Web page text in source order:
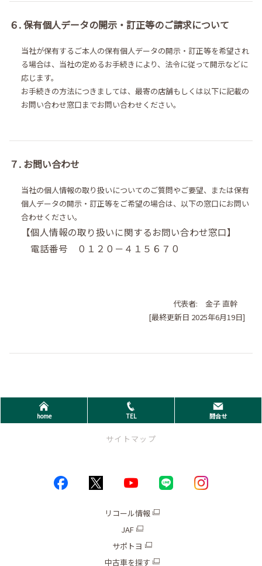
６. 保有個人データの開示・訂正等のご請求について
当社が保有するご本人の保有個人データの開示・訂正等を希望され
る場合は、当社の定めるお手続きにより、法令に従って開示などに
応じます。
お手続きの方法につきましては、最寄の店舗もしくは以下に記載の
お問い合わせ窓口までお問い合わせください。
７. お問い合わせ
当社の個人情報の取り扱いについてのご質問やご要望、または保有
個人データの開示・訂正等をご希望の場合は、以下の窓口にお問い
合わせください。
【個人情報の取り扱いに関するお問い合わせ窓口】
電話番号 ０１２０－４１５６７０
代表者: 金子 直幹
[最終更新日 2025年6月19日]
home TEL 問合せ
サイトマップ
リコール情報
JAF
サポトヨ
中古車を探す